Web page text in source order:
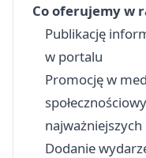
Co oferujemy w
Publikację
w portalu
Promocję w
Dodanie